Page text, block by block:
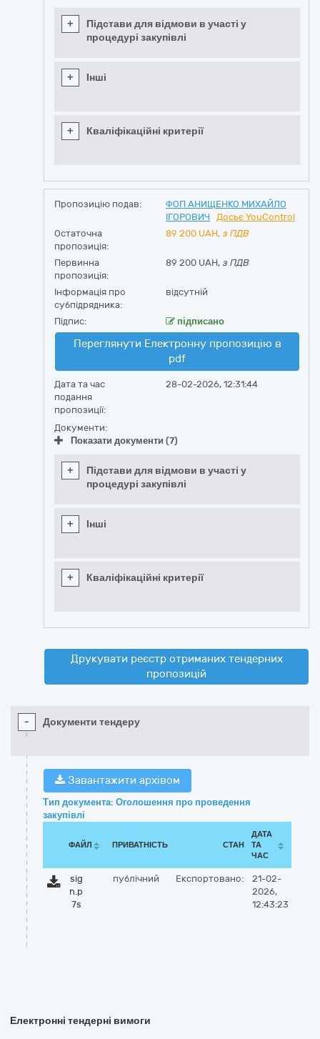
+
Підстави для відмови в участі у
процедурі закупівлі
+ Інші
+ Кваліфікаційні критерії
Пропозицію подав:
ФОП АНИЩЕНКО МИХАЙЛО
ІГОРОВИЧ
Досьє YouControl
Остаточна
пропозиція:
89 200 UAH, з ПДВ
Первинна
пропозиція:
89 200 UAH, з ПДВ
Інформація про
субпідрядника:
відсутній
Підпис: підписано
Переглянути Електронну пропозицію в
pdf
Дата та час
подання
пропозиції:
28-02-2026, 12:31:44
Документи:
Показати документи (7)
+
Підстави для відмови в участі у
процедурі закупівлі
+ Інші
+ Кваліфікаційні критерії
Друкувати реєстр отриманих тендерних
пропозицій
- Документи тендеру
Завантажити архівом
Тип документа: Оголошення про проведення
закупівлі
ФАЙЛ ПРИВАТНІСТЬ СТАН
ДАТА
ТА
ЧАС
sig
n.p
7s
публічний Експортовано:
21-02-
2026,
12:43:23
Електронні тендерні вимоги